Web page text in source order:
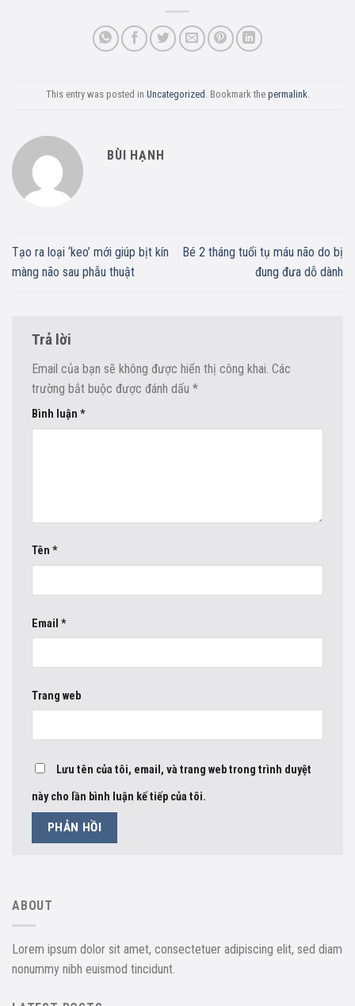
This entry was posted in Uncategorized . Bookmark the permalink.
BÙI HẠNH
Tạo ra loại ‘keo’ mới giúp bịt kín
màng não sau phẫu thuật
Bé 2 tháng tuổi tụ máu não do bị
đung đưa dỗ dành
Trả lời
Email của bạn sẽ không được hiển thị công khai. Các
trường bắt buộc được đánh dấu *
Bình luận *
Tên *
Email *
Trang web
Lưu tên của tôi, email, và trang web trong trình duyệt
này cho lần bình luận kế tiếp của tôi.
ABOUT
Lorem ipsum dolor sit amet, consectetuer adipiscing elit, sed diam
nonummy nibh euismod tincidunt.